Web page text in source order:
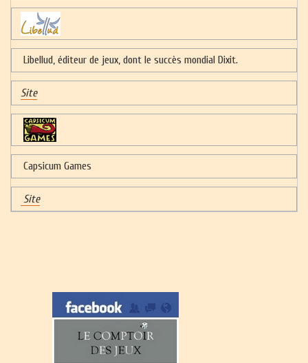
Libellud, éditeur de jeux, dont le succès mondial Dixit.
Site
Capsicum Games
Site